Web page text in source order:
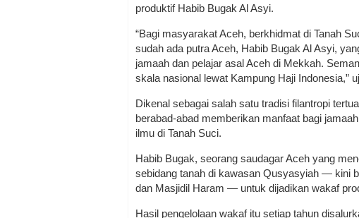
produktif Habib Bugak Al Asyi.
“Bagi masyarakat Aceh, berkhidmat di Tanah
sudah ada putra Aceh, Habib Bugak Al Asyi,
jamaah dan pelajar asal Aceh di Mekkah.
skala nasional lewat Kampung Haji Indonesia,”
Dikenal sebagai salah satu tradisi filantropi
berabad-abad memberikan manfaat bagi
ilmu di Tanah Suci.
Habib Bugak, seorang saudagar Aceh yang
sebidang tanah di kawasan Qusyasyiah — kini
dan Masjidil Haram — untuk dijadikan wakaf
Hasil pengelolaan wakaf itu setiap tahun